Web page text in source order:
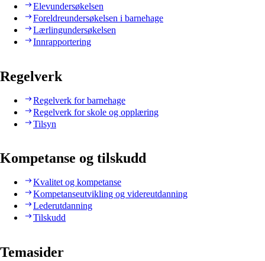
Elevundersøkelsen
Foreldreundersøkelsen i barnehage
Lærlingundersøkelsen
Innrapportering
Regelverk
Regelverk for barnehage
Regelverk for skole og opplæring
Tilsyn
Kompetanse og tilskudd
Kvalitet og kompetanse
Kompetanseutvikling og videreutdanning
Lederutdanning
Tilskudd
Temasider